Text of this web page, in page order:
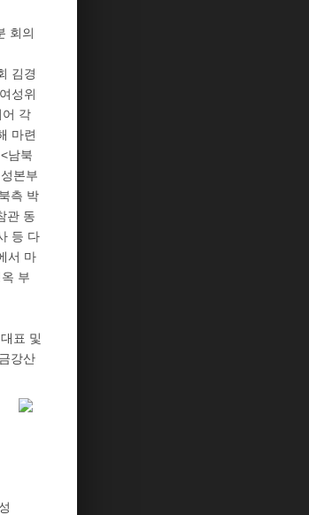
회의
김경
성위
어 각
마련
남북
본부
측 박
관 동
등 다
서 마
부
표 및
강산